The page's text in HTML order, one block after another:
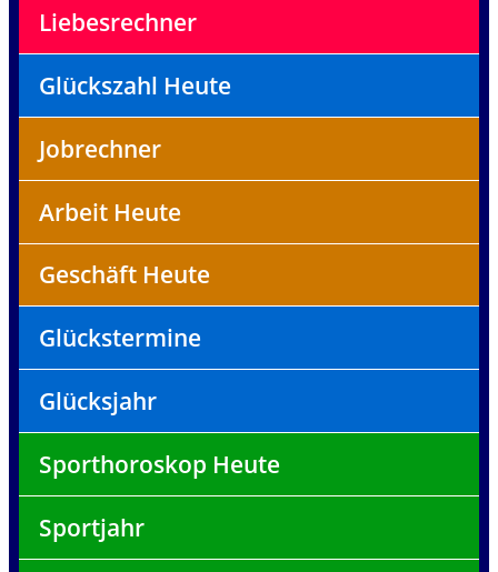
Liebesrechner
Glückszahl Heute
Jobrechner
Arbeit Heute
Geschäft Heute
Glückstermine
Glücksjahr
Sporthoroskop Heute
Sportjahr